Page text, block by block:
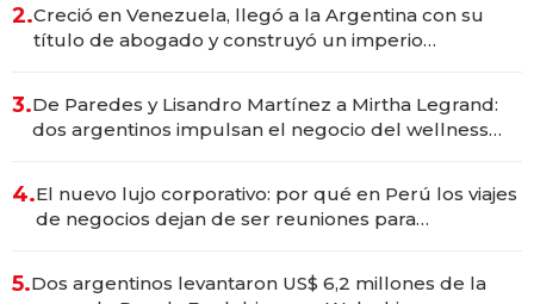
2.Creció en Venezuela, llegó a la Argentina con su
título de abogado y construyó un imperio
3.De Paredes y Lisandro Martínez a Mirtha Legrand:
dos argentinos impulsan el negocio del wellness
4.El nuevo lujo corporativo: por qué en Perú los viajes
de negocios dejan de ser reuniones para
5.Dos argentinos levantaron US$ 6,2 millones de la